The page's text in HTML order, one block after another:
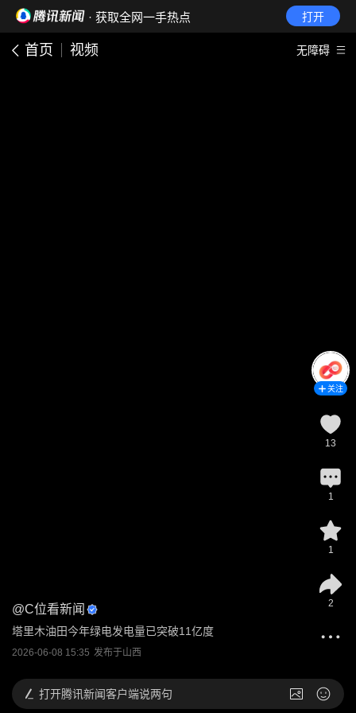
· 获取全网一手热点 打开
首页 视频 无障碍
@C位看新闻
塔里木油田今年绿电发电量已突破11亿度
2026-06-08 15:35 发布于山西
关注
13
1
1
2
打开腾讯新闻客户端说两句